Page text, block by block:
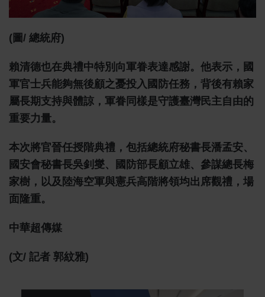
(圖/ 總統府)
賴清德也在典禮中特別向軍眷表達感謝。他表示，國
軍官士兵能夠無後顧之憂投入國防任務，背後有賴家
屬長期支持與體諒，軍眷同樣是守護臺灣民主自由的
重要力量。
本次將官晉任授階典禮，包括總統府秘書長潘孟安、
國安會秘書長吳釗燮、國防部長顧立雄、參謀總長梅
家樹，以及陸海空軍與憲兵高階將領均出席觀禮，場
面隆重。
中華超傳媒
(文/ 記者 郭紋雅)